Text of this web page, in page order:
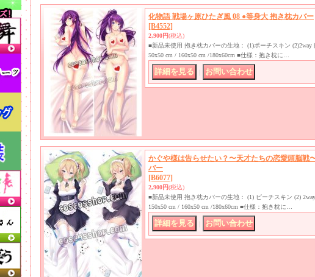
化物語 戦場ヶ原ひたぎ風 08 ●等身大 抱き枕カバー
[B4552]
2,900円(税込)
■新品未使用 抱き枕カバーの生地： (1)ポーチスキン
50x50 cm / 160x50 cm /180x60cm ■仕様：抱き枕に…
かぐや様は告らせたい？〜天才たちの恋愛頭脳戦
バー
[B6077]
2,900円(税込)
■新品未使用 抱き枕カバーの生地： (1) ピーチスキン (2)
150x50 cm / 160x50 cm /180x60cm ■仕様：抱き枕に…